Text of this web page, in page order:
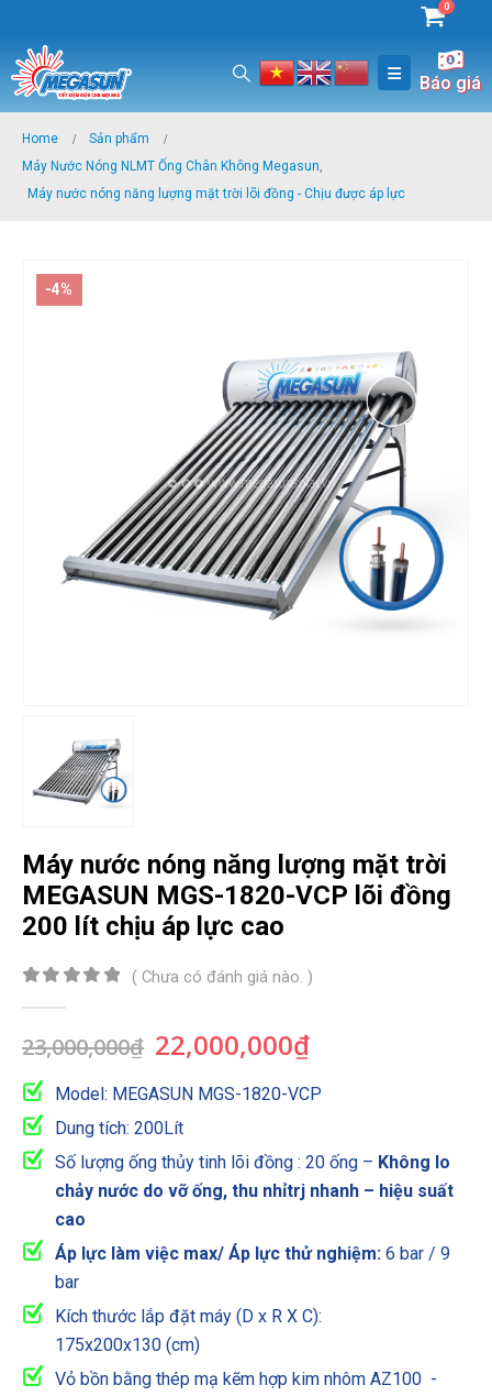
0
Báo giá
Home
Sản phẩm
Máy Nước Nóng NLMT Ống Chân Không Megasun,
Máy nước nóng năng lượng mặt trời lõi đồng - Chịu được áp lực
-4%
Máy nước nóng năng lượng mặt trời
MEGASUN MGS-1820-VCP lõi đồng
200 lít chịu áp lực cao
( Chưa có đánh giá nào. )
23,000,000₫ Giá
gốc
là:
23,000,000₫.
22,000,000₫Giá
tại
22,000,000₫.
Model: MEGASUN MGS-1820-VCP
Dung tích: 200Lít
Số lượng ống thủy tinh lõi đồng : 20 ống – Không lo
chảy nước do vỡ ống, thu nhỉtrj nhanh – hiệu suất
cao
Áp lực làm việc max/ Áp lực thử nghiệm: 6 bar / 9
bar
Kích thước lắp đặt máy (D x R X C):
175x200x130 (cm)
Vỏ bồn bằng thép mạ kẽm hợp kim nhôm AZ100 -